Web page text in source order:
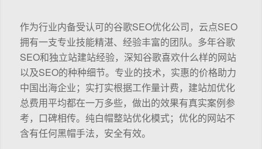
作为行业内备受认可的谷歌SEO优化公司，云点SEO
拥有一支专业技能精湛、经验丰富的团队。多年谷歌
SEO和独立站建站经验，深知谷歌喜欢什么样的网站
以及SEO的种种细节。专业的技术，实惠的价格助力
中国出海企业；实打实根据工作量计费，建站加优化
总费用平均都在一万多些，做出的效果有真实案例参
考，口碑相传。纯白帽整站优化模式；优化的网站不
含有任何黑帽手法，安全有效。